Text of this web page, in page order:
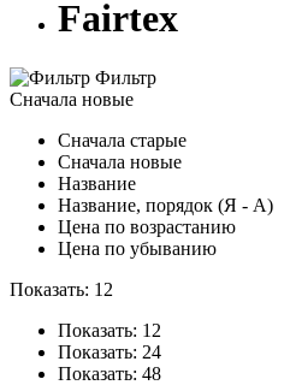
Fairtex
Фильтр
Сначала новые
Сначала старые
Сначала новые
Название
Название, порядок (Я - А)
Цена по возрастанию
Цена по убыванию
Показать: 12
Показать: 12
Показать: 24
Показать: 48